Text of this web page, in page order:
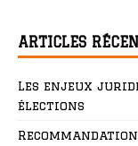
ARTICLES
Les enjeux
élections